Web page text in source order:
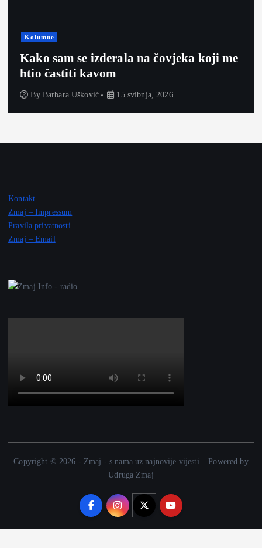
Kolumne
Kako sam se izderala na čovjeka koji me
htio častiti kavom
By Barbara Ušković 15 svibnja, 2026
Kontakt
Zmaj – Impressum
Pravila privatnosti
Zmaj – Email
Copyright © 2026 - Zmaj - s nama uz najnovije vijesti. | Powered by
Udruga Zmaj